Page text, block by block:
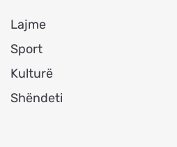
Lajme
Sport
Kulturë
Shëndeti